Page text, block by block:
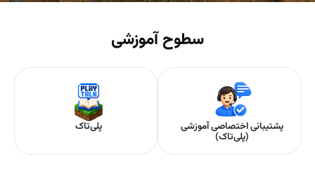
سطوح آموزشی
پشتیبانی اختصاصی آموزشی
(پلی‌تاک)
پلی‌تاک